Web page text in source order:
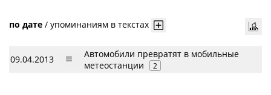
по дате / упоминаниям в текстах
09.04.2013
Автомобили превратят в мобильные
метеостанции
2